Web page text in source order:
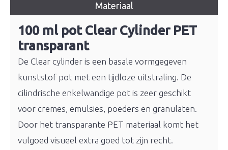
Materiaal
100 ml pot Clear Cylinder PET
transparant
De Clear cylinder is een basale vormgegeven
kunststof pot met een tijdloze uitstraling. De
cilindrische enkelwandige pot is zeer geschikt
voor cremes, emulsies, poeders en granulaten.
Door het transparante PET materiaal komt het
vulgoed visueel extra goed tot zijn recht.